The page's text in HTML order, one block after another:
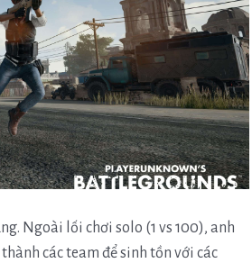
Ngoài lối chơi solo (1 vs 100), anh
các team để sinh tồn với các